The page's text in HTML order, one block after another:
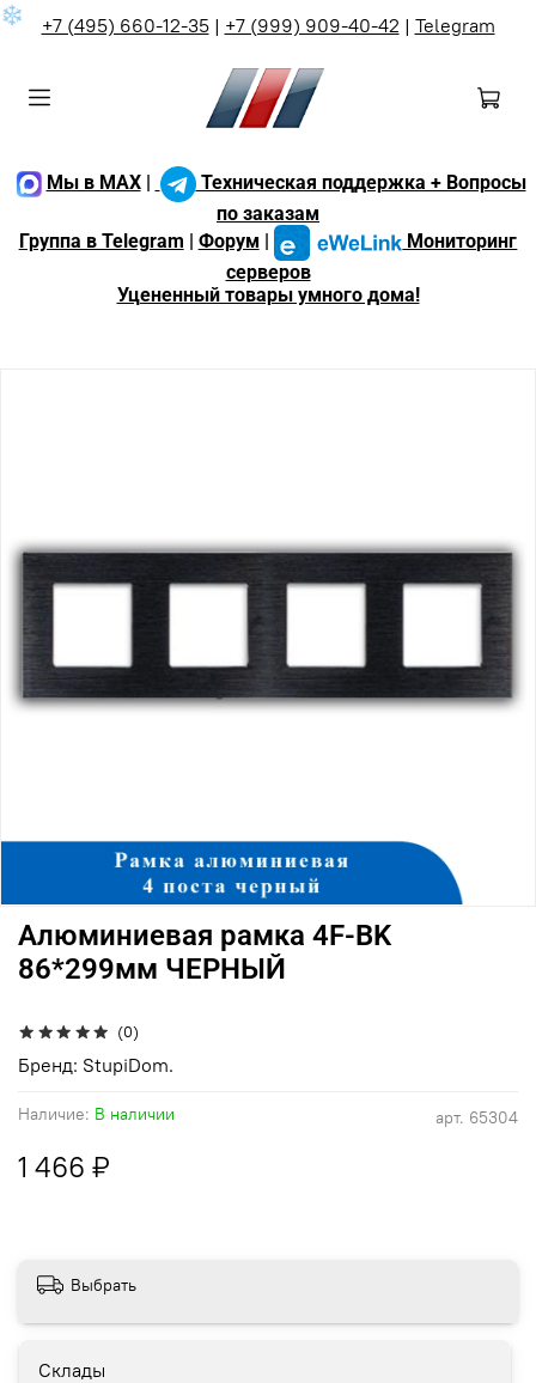
❄ +7 (495) 660-12-35| +7 (999) 909-40-42 | Telegram
Мы в MAX|
Техническая поддержка + Вопросы
по заказам
Группа в Telegram
Форум
Мониторинг
серверов
Уцененный товары умного дома!
(0)
арт. 65304
Наличие: В наличии
Алюминиевая рамка 4F-BK
86*299мм ЧЕРНЫЙ
1 466 ₽
Бренд: StupiDom.
Склады
Выбрать